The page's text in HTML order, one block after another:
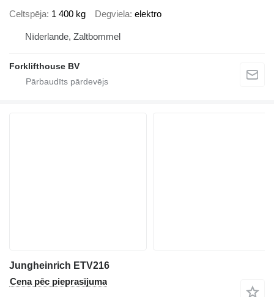
Celtspēja 1 400 kg Degviela elektro
Nīderlande, Zaltbommel
Forklifthouse BV
Jungheinrich ETV216
Cena pēc pieprasījuma